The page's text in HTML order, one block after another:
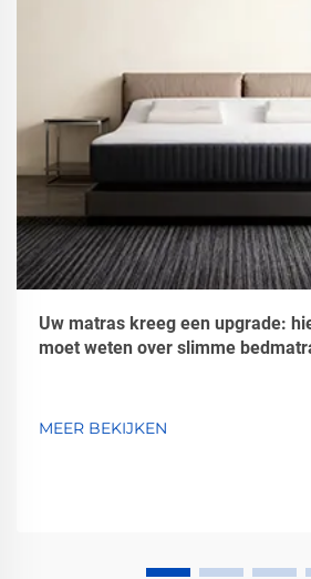
Uw matras kreeg een upgrade:
moet weten over slimme
MEER BEKIJKEN